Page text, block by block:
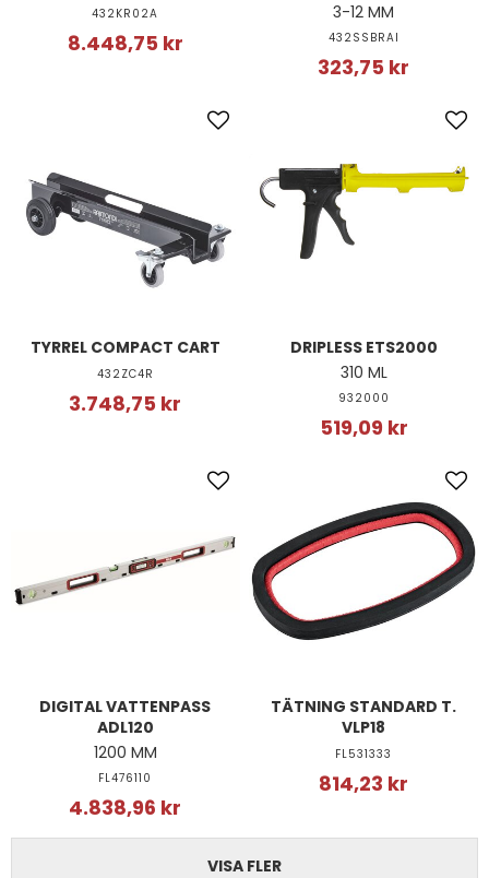
432KR02A
8.448,75 kr
3-12 MM
432SSBRAI
323,75 kr
TYRREL COMPACT CART
432ZC4R
3.748,75 kr
DRIPLESS ETS2000
310 ML
932000
519,09 kr
DIGITAL VATTENPASS
ADL120
1200 MM
FL476110
4.838,96 kr
TÄTNING STANDARD T.
VLP18
FL531333
814,23 kr
VISA FLER